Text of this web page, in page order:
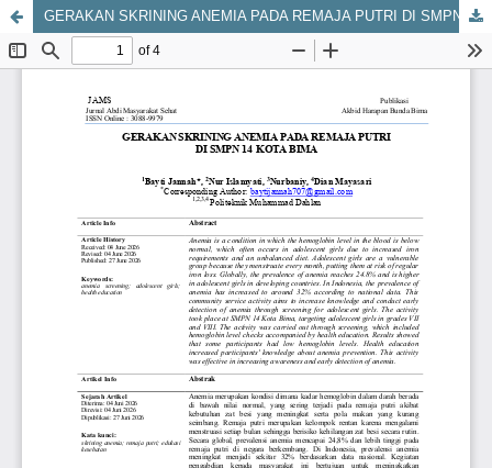
GERAKAN SKRINING ANEMIA PADA REMAJA PUTRI DI SMPN 14 KOTA BIMA